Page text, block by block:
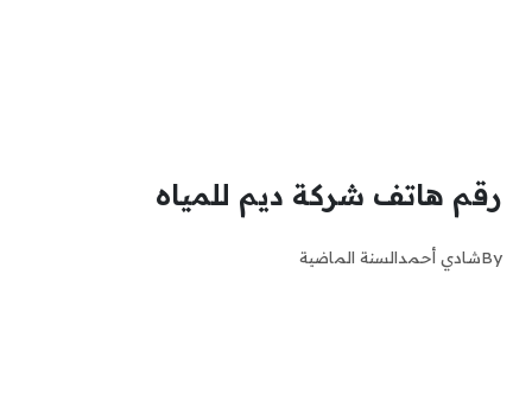
رقم هاتف شركة ديم للمياه
Byشادي أحمدالسنة الماضية